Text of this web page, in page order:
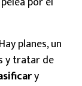
planes, un
y tratar de
y